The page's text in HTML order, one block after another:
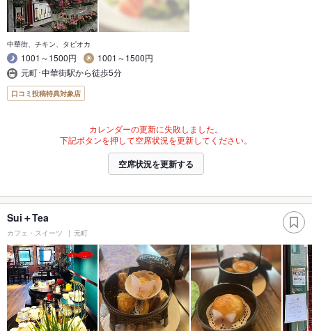
中華街、チキン、タピオカ
1001～1500円
1001～1500円
元町･中華街駅から徒歩5分
口コミ投稿特典対象店
カレンダーの更新に失敗しました。
下記ボタンを押して空席状況を更新してください。
空席状況を更新する
Sui＋Tea
カフェ・スイーツ 元町